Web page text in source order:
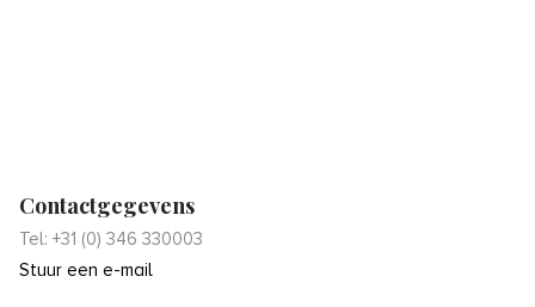
Contactgegevens
Tel: +31 (0) 346 330003
Stuur een e-mail